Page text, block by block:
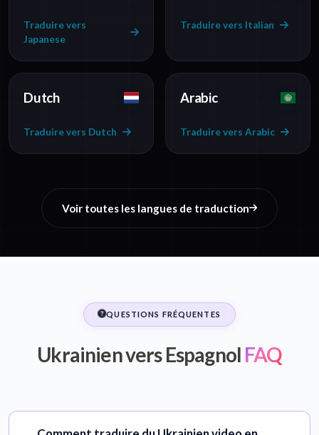
Traduire vers
Japanese
Traduire vers Italian
Dutch
Traduire vers Dutch
Arabic
Traduire vers Arabic
Voir toutes les langues de traduction
QUESTIONS FRÉQUENTES
Ukrainien vers Espagnol FAQ